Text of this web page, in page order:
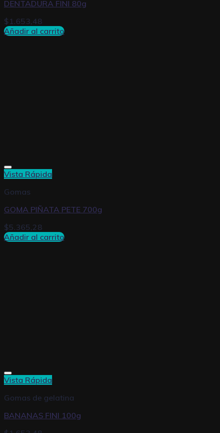
DENTADURA FINI 80g
$1.653,48
Añadir al carrito
Vista Rápida
Gomas
GOMA PIÑATA PETE 700g
$5.365,28
Añadir al carrito
Vista Rápida
Gomas de gelatina
BANANAS FINI 100g